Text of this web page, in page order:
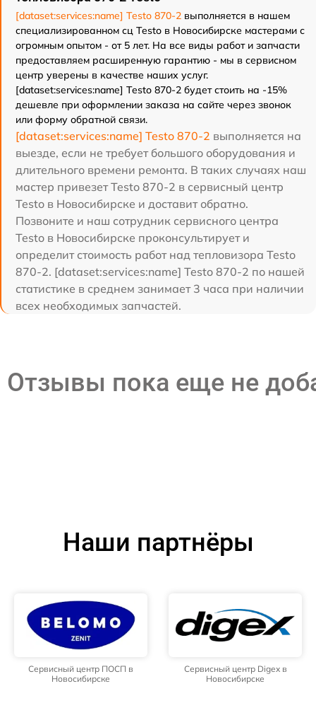
[dataset:services:name] Testo 870-2 выполняется в нашем
специализированном сц Testo в Новосибирске мастерами с
огромным опытом - от 5 лет. На все виды работ и запчасти
предоставляем расширенную гарантию - мы в сервисном
центр уверены в качестве наших услуг.
[dataset:services:name] Testo 870-2 будет стоить на -15%
дешевле при оформлении заказа на сайте через звонок
или форму обратной связи.
[dataset:services:name] Testo 870-2 выполняется на
выезде, если не требует большого оборудования и
длительного времени ремонта. В таких случаях наш
мастер привезет Testo 870-2 в сервисный центр
Testo в Новосибирске и доставит обратно.
Позвоните и наш сотрудник сервисного центра
Testo в Новосибирске проконсультирует и
определит стоимость работ над тепловизора Testo
870-2. [dataset:services:name] Testo 870-2 по нашей
статистике в среднем занимает 3 часа при наличии
всех необходимых запчастей.
Отзывы пока еще не
Наши партнёры
Сервисный центр ПОСП в
Новосибирске
Сервисный центр Digex в
Новосибирске